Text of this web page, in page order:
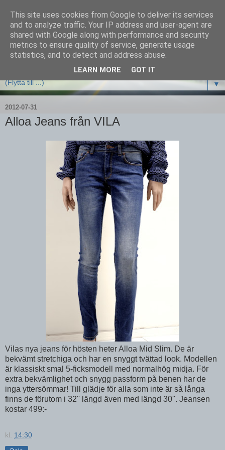
▼
2012-07-31
Alloa Jeans från VILA
Vilas nya jeans för hösten heter Alloa Mid Slim. De är
bekvämt stretchiga och har en snyggt tvättad look. Modellen
är klassiskt smal 5-ficksmodell med normalhög midja. För
extra bekvämlighet och snygg passform på benen har de
inga yttersömmar! Till glädje för alla som inte är så långa
finns de förutom i 32'' längd även med längd 30''. Jeansen
kostar 499:-
kl. 14:30
This site uses cookies from Google to deliver its services
and to analyze traffic. Your IP address and user-agent are
shared with Google along with performance and security
metrics to ensure quality of service, generate usage
statistics, and to detect and address abuse.
LEARN MORE GOT IT